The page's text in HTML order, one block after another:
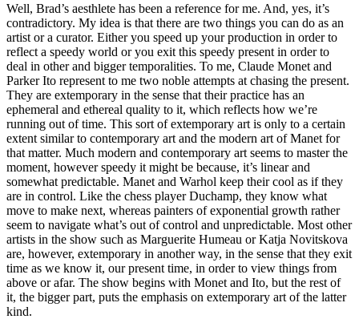
Well, Brad’s aesthlete has been a reference for me. And, yes, it’s
contradictory. My idea is that there are two things you can do as an
artist or a curator. Either you speed up your production in order to
reflect a speedy world or you exit this speedy present in order to
deal in other and bigger temporalities. To me, Claude Monet and
Parker Ito represent to me two noble attempts at chasing the present.
They are extemporary in the sense that their practice has an
ephemeral and ethereal quality to it, which reflects how we’re
running out of time. This sort of extemporary art is only to a certain
extent similar to contemporary art and the modern art of Manet for
that matter. Much modern and contemporary art seems to master the
moment, however speedy it might be because, it’s linear and
somewhat predictable. Manet and Warhol keep their cool as if they
are in control. Like the chess player Duchamp, they know what
move to make next, whereas painters of exponential growth rather
seem to navigate what’s out of control and unpredictable. Most other
artists in the show such as Marguerite Humeau or Katja Novitskova
are, however, extemporary in another way, in the sense that they exit
time as we know it, our present time, in order to view things from
above or afar. The show begins with Monet and Ito, but the rest of
it, the bigger part, puts the emphasis on extemporary art of the latter
kind.